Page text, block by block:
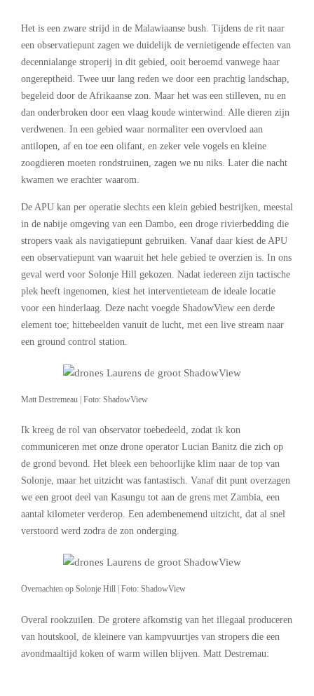
Het is een zware strijd in de Malawiaanse bush. Tijdens de rit naar
een observatiepunt zagen we duidelijk de vernietigende effecten van
decennialange stroperij in dit gebied, ooit beroemd vanwege haar
ongereptheid. Twee uur lang reden we door een prachtig landschap,
begeleid door de Afrikaanse zon. Maar het was een stilleven, nu en
dan onderbroken door een vlaag koude winterwind. Alle dieren zijn
verdwenen. In een gebied waar normaliter een overvloed aan
antilopen, af en toe een olifant, en zeker vele vogels en kleine
zoogdieren moeten rondstruinen, zagen we nu niks. Later die nacht
kwamen we erachter waarom.
De APU kan per operatie slechts een klein gebied bestrijken, meestal
in de nabije omgeving van een Dambo, een droge rivierbedding die
stropers vaak als navigatiepunt gebruiken. Vanaf daar kiest de APU
een observatiepunt van waaruit het hele gebied te overzien is. In ons
geval werd voor Solonje Hill gekozen. Nadat iedereen zijn tactische
plek heeft ingenomen, kiest het interventieteam de ideale locatie
voor een hinderlaag. Deze nacht voegde ShadowView een derde
element toe; hittebeelden vanuit de lucht, met een live stream naar
een ground control station.
Matt Destremeau | Foto: ShadowView
Ik kreeg de rol van observator toebedeeld, zodat ik kon
communiceren met onze drone operator Lucian Banitz die zich op
de grond bevond. Het bleek een behoorlijke klim naar de top van
Solonje, maar het uitzicht was fantastisch. Vanaf dit punt overzagen
we een groot deel van Kasungu tot aan de grens met Zambia, een
aantal kilometer verderop. Een adembenemend uitzicht, dat al snel
verstoord werd zodra de zon onderging.
Overnachten op Solonje Hill | Foto: ShadowView
Overal rookzuilen. De grotere afkomstig van het illegaal produceren
van houtskool, de kleinere van kampvuurtjes van stropers die een
avondmaaltijd koken of warm willen blijven. Matt Destremau: